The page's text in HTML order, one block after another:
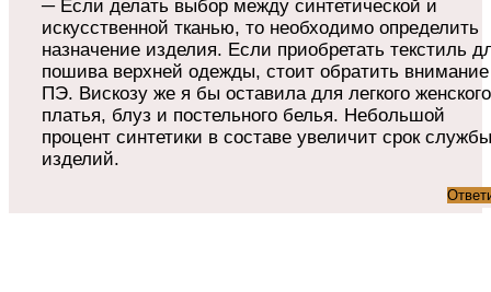
─ Если делать выбор между синтетической и
искусственной тканью, то необходимо определить
назначение изделия. Если приобретать текстиль
пошива верхней одежды, стоит обратить
ПЭ. Вискозу же я бы оставила для легкого женского
платья, блуз и постельного белья. Небольшой
процент синтетики в составе увеличит срок службы
изделий.